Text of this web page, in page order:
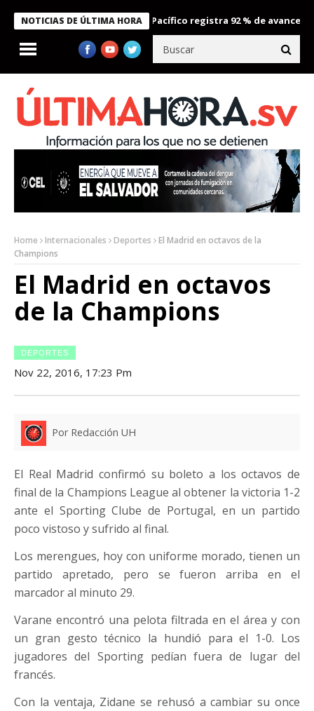
NOTICIAS DE ÚLTIMA HORA
Internacional del Pacífico registra 92 % de avance en
Home Internacionales Deportes
El Madrid en octavos de la
Champions
El Madrid en octavos
de la Champions
DEPORTES
Nov 22, 2016, 17:23 Pm
Por Redacción UH
El Real Madrid confirmó su boleto a los octavos de
final de la Champions League al obtener la victoria 1-2
ante el Sporting Clube de Portugal, en un partido
poco vistoso y sufrido al final.
Los merengues, hoy con uniforme morado, tienen un
partido apretado, pero se fueron arriba en el
marcador al minuto 29.
Varane encontró una pelota filtrada en el área y con
un gran gesto técnico la hundió para el 1-0. Los
jugadores del Sporting pedían fuera de lugar del
francés.
Con la ventaja, Zidane se rehusó a cambiar su once